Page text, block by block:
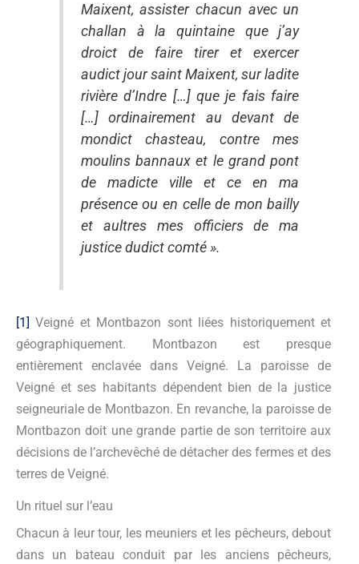
Maixent, assister chacun avec un
challan à la quintaine que j’ay
droict de faire tirer et exercer
audict jour saint Maixent, sur ladite
rivière d’Indre […] que je fais faire
[…] ordinairement au devant de
mondict chasteau, contre mes
moulins bannaux et le grand pont
de madicte ville et ce en ma
présence ou en celle de mon bailly
et aultres mes officiers de ma
justice dudict comté ».
[1] Veigné et Montbazon sont liées historiquement et
géographiquement. Montbazon est presque
entièrement enclavée dans Veigné. La paroisse de
Veigné et ses habitants dépendent bien de la justice
seigneuriale de Montbazon. En revanche, la paroisse de
Montbazon doit une grande partie de son territoire aux
décisions de l’archevêché de détacher des fermes et des
terres de Veigné.
Un rituel sur l’eau
Chacun à leur tour, les meuniers et les pêcheurs, debout
dans un bateau conduit par les anciens pêcheurs,